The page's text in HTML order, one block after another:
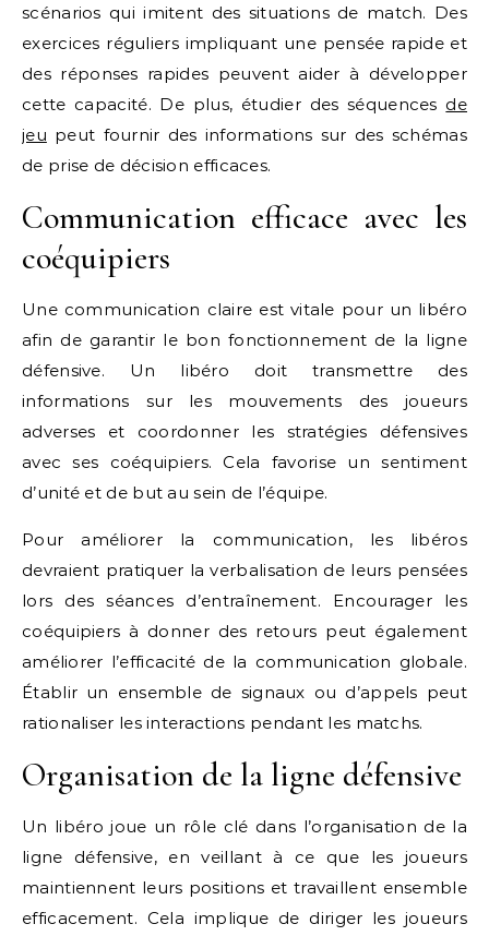
scénarios qui imitent des situations de match. Des
exercices réguliers impliquant une pensée rapide et
des réponses rapides peuvent aider à développer
cette capacité. De plus, étudier des séquences de
jeu peut fournir des informations sur des schémas
de prise de décision efficaces.
Communication efficace avec les
coéquipiers
Une communication claire est vitale pour un libéro
afin de garantir le bon fonctionnement de la ligne
défensive. Un libéro doit transmettre des
informations sur les mouvements des joueurs
adverses et coordonner les stratégies défensives
avec ses coéquipiers. Cela favorise un sentiment
d’unité et de but au sein de l’équipe.
Pour améliorer la communication, les libéros
devraient pratiquer la verbalisation de leurs pensées
lors des séances d’entraînement. Encourager les
coéquipiers à donner des retours peut également
améliorer l’efficacité de la communication globale.
Établir un ensemble de signaux ou d’appels peut
rationaliser les interactions pendant les matchs.
Organisation de la ligne défensive
Un libéro joue un rôle clé dans l’organisation de la
ligne défensive, en veillant à ce que les joueurs
maintiennent leurs positions et travaillent ensemble
efficacement. Cela implique de diriger les joueurs